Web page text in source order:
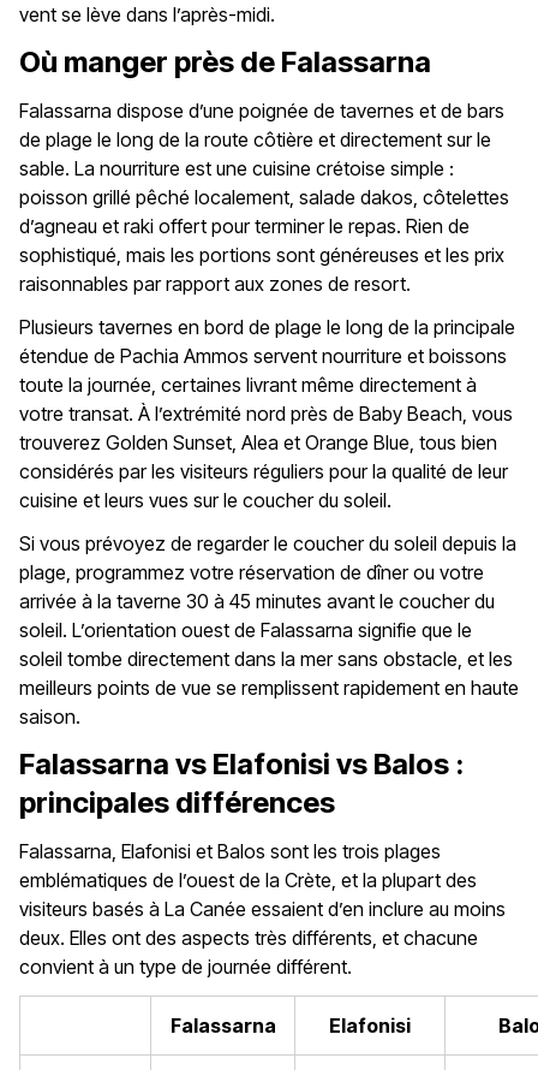
vent se lève dans l’après-midi.
Où manger près de Falassarna
Falassarna dispose d’une poignée de tavernes et de bars
de plage le long de la route côtière et directement sur le
sable. La nourriture est une cuisine crétoise simple :
poisson grillé pêché localement, salade dakos, côtelettes
d’agneau et raki offert pour terminer le repas. Rien de
sophistiqué, mais les portions sont généreuses et les prix
raisonnables par rapport aux zones de resort.
Plusieurs tavernes en bord de plage le long de la principale
étendue de Pachia Ammos servent nourriture et boissons
toute la journée, certaines livrant même directement à
votre transat. À l’extrémité nord près de Baby Beach, vous
trouverez Golden Sunset, Alea et Orange Blue, tous bien
considérés par les visiteurs réguliers pour la qualité de leur
cuisine et leurs vues sur le coucher du soleil.
Si vous prévoyez de regarder le coucher du soleil depuis la
plage, programmez votre réservation de dîner ou votre
arrivée à la taverne 30 à 45 minutes avant le coucher du
soleil. L’orientation ouest de Falassarna signifie que le
soleil tombe directement dans la mer sans obstacle, et les
meilleurs points de vue se remplissent rapidement en haute
saison.
Falassarna vs Elafonisi vs Balos :
principales différences
Falassarna, Elafonisi et Balos sont les trois plages
emblématiques de l’ouest de la Crète, et la plupart des
visiteurs basés à La Canée essaient d’en inclure au moins
deux. Elles ont des aspects très différents, et chacune
convient à un type de journée différent.
Falassarna Elafonisi